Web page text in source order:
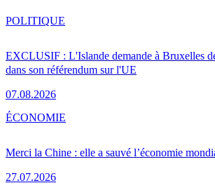
EXCLUSIF : L'Islande demande à Bruxelles
dans son référendum sur l'UE
07.08.2026
POLITIQUE
Merci la Chine : elle a sauvé l’économie
27.07.2026
ÉCONOMIE